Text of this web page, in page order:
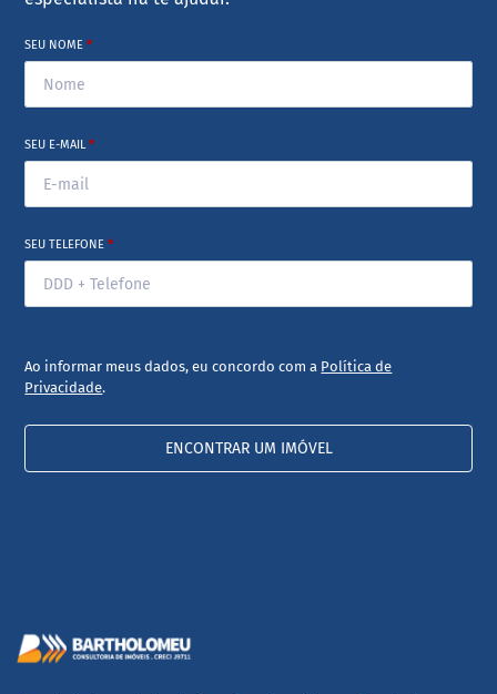
SEU NOME*
SEU E-MAIL*
SEU TELEFONE*
Ao informar meus dados, eu concordo com a Política de
Privacidade.
ENCONTRAR UM IMÓVEL